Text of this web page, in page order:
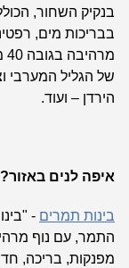
בנקיק השחור,
בבריכות מים,
של הגליל המערבי
הירדן – ועוד.
איפה לנים באזור?
בינות תמרים -
התמר, עם נוף
מפנקות, בריכה,